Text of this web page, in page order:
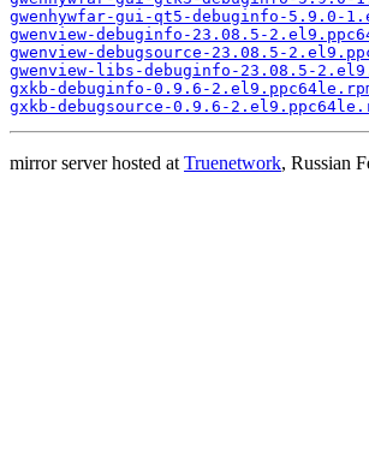
gwenhywfar-gui-qt5-debuginfo-5.9.0-
gwenview-debuginfo-23.08.5-
gwenview-debugsource-23.08.5-
gwenview-libs-debuginfo-23.08.5-
gxkb-debuginfo-0.9.6-
gxkb-debugsource-0.9.6-
mirror server hosted atTruenetwork, Russian